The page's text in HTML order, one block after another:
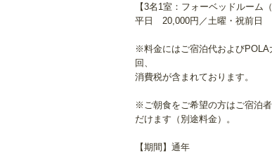
【3名1室：フォーベッドルーム
平日 20,000円／土曜・祝前日
※料金にはご宿泊代および
回、
消費税が含まれております。
※ご朝食をご希望の方はご宿泊
だけます（別途料金）。
【期間】通年